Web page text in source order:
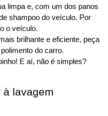
limpa e, com um dos panos
shampoo do veículo. Por
o veículo.
brilhante e eficiente, peça
do carro.
E aí, não é simples?
à lavagem